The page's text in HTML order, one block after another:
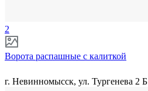
2
Ворота распашные с калиткой
г. Невинномысск, ул. Тургенева 2 Б